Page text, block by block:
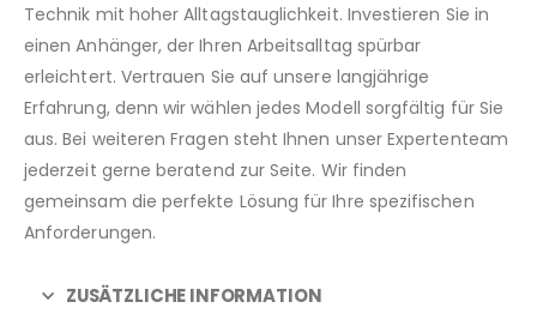
Technik mit hoher Alltagstauglichkeit. Investieren Sie in
einen Anhänger, der Ihren Arbeitsalltag spürbar
erleichtert. Vertrauen Sie auf unsere langjährige
Erfahrung, denn wir wählen jedes Modell sorgfältig für Sie
aus. Bei weiteren Fragen steht Ihnen unser Expertenteam
jederzeit gerne beratend zur Seite. Wir finden
gemeinsam die perfekte Lösung für Ihre spezifischen
Anforderungen.
ZUSÄTZLICHE INFORMATION